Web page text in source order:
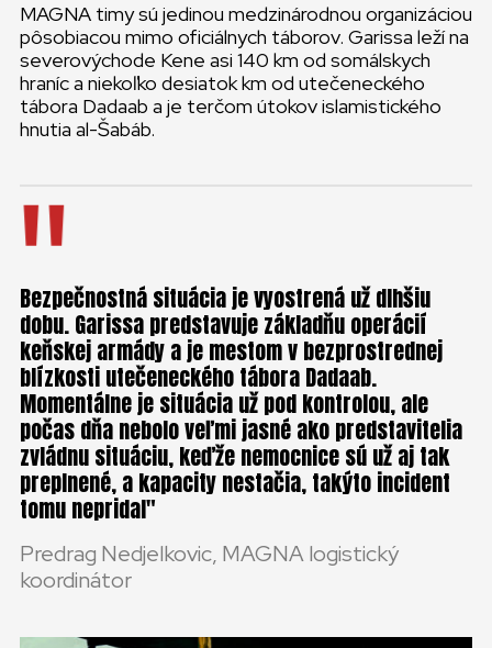
MAGNA timy sú jedinou medzinárodnou organizáciou
pôsobiacou mimo oficiálnych táborov. Garissa leží na
severovýchode Kene asi 140 km od somálskych
hraníc a niekoľko desiatok km od utečeneckého
tábora Dadaab a je terčom útokov islamistického
hnutia al-Šabáb.
Bezpečnostná situácia je vyostrená už dlhšiu
dobu. Garissa predstavuje základňu operácií
keňskej armády a je mestom v bezprostrednej
blízkosti utečeneckého tábora Dadaab.
Momentálne je situácia už pod kontrolou, ale
počas dňa nebolo veľmi jasné ako predstavitelia
zvládnu situáciu, keďže nemocnice sú už aj tak
preplnené, a kapacity nestačia, takýto incident
tomu nepridal
Predrag Nedjelkovic, MAGNA logistický
koordinátor